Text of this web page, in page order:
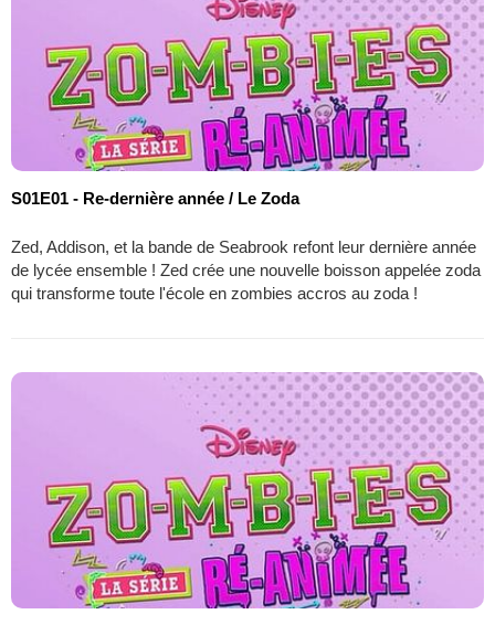
S01E01 - Re-dernière année / Le Zoda
Zed, Addison, et la bande de Seabrook refont leur dernière année
de lycée ensemble ! Zed crée une nouvelle boisson appelée zoda
qui transforme toute l'école en zombies accros au zoda !